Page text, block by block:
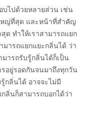
บไปด้วยหลายส่วน เช่น
ญ่ที่สุด และหน้าที่สำคัญ
ด ทำให้เราสามารถแยก
มารถแยกแยะกลิ่นได้ ว่า
ารถรับรู้กลิ่นได้ก็เป็น
อยู่รอดกันจนมาถึงทุกวัน
กลิ่นได้ อาจจะไม่มี
ลิ่นก็สามารถบอกได้ว่า